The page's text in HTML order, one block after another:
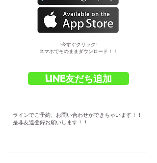
​↑今すぐクリック↑
スマホでそのままダウンロード！！
LINE友だち追加
ラインでご予約、お問い合わせができちゃいます！！
是非友達登録お願いします！！